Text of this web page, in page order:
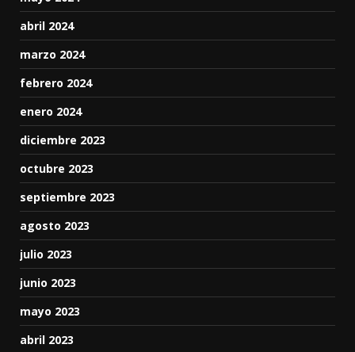
abril 2024
marzo 2024
febrero 2024
enero 2024
diciembre 2023
octubre 2023
septiembre 2023
agosto 2023
julio 2023
junio 2023
mayo 2023
abril 2023